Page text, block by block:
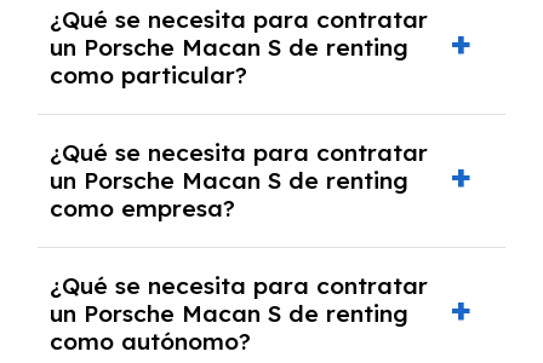
pero puede haber penalizaciones por
cancelación anticipada. Es importante revisar
las condiciones del contrato y hablar con un
experto que te asesore.
¿Qué se necesita para contratar
un Porsche Macan S de renting
como particular?
y, en algunos casos, una consulta de solvencia
crediticia y un pago inicial.
¿Qué se necesita para contratar
un Porsche Macan S de renting
como empresa?
documentación financiera y, en algunos
casos, un informe de solvencia de la empresa
y un pago inicial.
¿Qué se necesita para contratar
un Porsche Macan S de renting
como autónomo?